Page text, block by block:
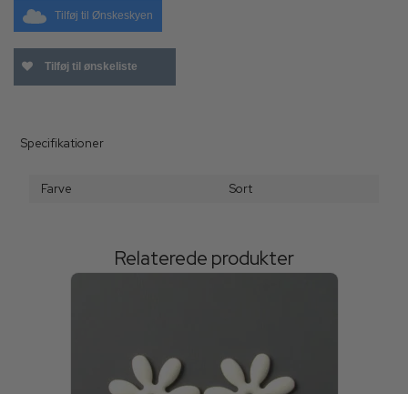
Tilføj til Ønskeskyen
Tilføj til ønskeliste
Specifikationer
Farve Sort
Relaterede produkter